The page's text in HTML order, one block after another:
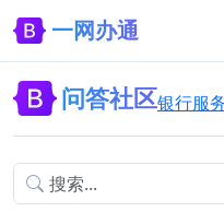
一网办通
问答社区银行服